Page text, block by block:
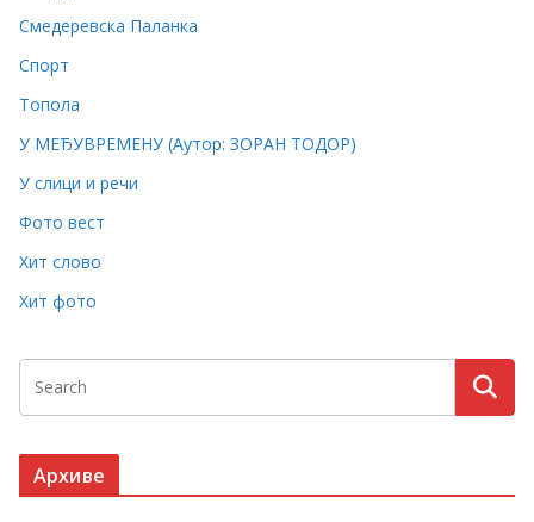
Смедеревска Паланка
Спорт
Топола
У МЕЂУВРЕМЕНУ (Аутор: ЗОРАН ТОДОР)
У слици и речи
Фото вест
Хит слово
Хит фото
Архиве